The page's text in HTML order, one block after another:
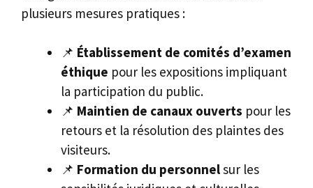
plusieurs mesures pratiques :
📌 Établissement de comités d’examen
éthique pour les expositions impliquant
la participation du public.
📌 Maintien de canaux ouverts pour les
retours et la résolution des plaintes des
visiteurs.
📌 Formation du personnelsur les